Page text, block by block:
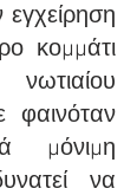
κομμάτι
φαινόταν
μόνιμη
να